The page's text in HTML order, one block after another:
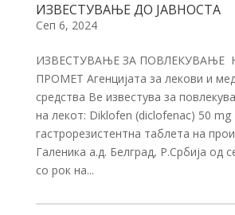
ИЗВЕСТУВАЊЕ ДО ЈАВНОСТА
Сеп 6, 2024
ИЗВЕСТУВАЊЕ ЗА ПОВЛЕКУВАЊЕ
ПРОМЕТ Агенцијата за лекови и
средства Ве известува за
на лекот: Diklofen (diclofenac) 50 mg
гастрорезистентна таблета на
Галеника а.д. Белград, Р.Србија од
со рок на...